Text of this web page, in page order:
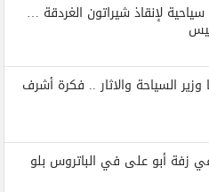
لإنقاذ شيراتون الغردقة …
السياحة والاثار .. فكرة أشرف
أبو على في الباتروس بلو